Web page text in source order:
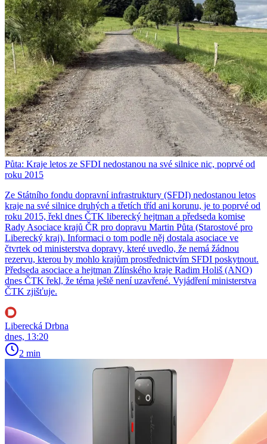
Půta: Kraje letos ze SFDI nedostanou na své silnice nic, poprvé od
roku 2015
Ze Státního fondu dopravní infrastruktury (SFDI) nedostanou letos
kraje na své silnice druhých a třetích tříd ani korunu, je to poprvé od
roku 2015, řekl dnes ČTK liberecký hejtman a předseda komise
Rady Asociace krajů ČR pro dopravu Martin Půta (Starostové pro
Liberecký kraj). Informaci o tom podle něj dostala asociace ve
čtvrtek od ministerstva dopravy, které uvedlo, že nemá žádnou
rezervu, kterou by mohlo krajům prostřednictvím SFDI poskytnout.
Předseda asociace a hejtman Zlínského kraje Radim Holiš (ANO)
dnes ČTK řekl, že téma ještě není uzavřené. Vyjádření ministerstva
ČTK zjišťuje.
Liberecká Drbna
dnes, 13:20
2 min